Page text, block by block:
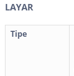
LAYAR
Tipe